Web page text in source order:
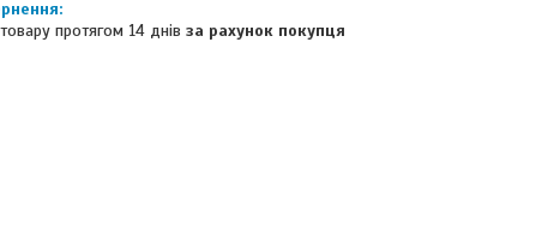
протягом 14 днів за рахунок покупця